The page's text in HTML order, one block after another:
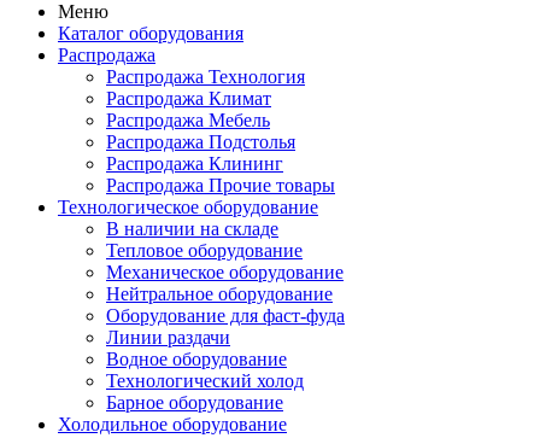
Меню
Каталог оборудования
Распродажа
Распродажа Технология
Распродажа Климат
Распродажа Мебель
Распродажа Подстолья
Распродажа Клининг
Распродажа Прочие товары
Технологическое оборудование
В наличии на складе
Тепловое оборудование
Механическое оборудование
Нейтральное оборудование
Оборудование для фаст-фуда
Линии раздачи
Водное оборудование
Технологический холод
Барное оборудование
Холодильное оборудование